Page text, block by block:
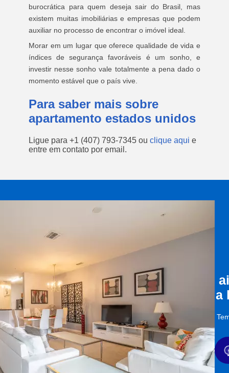
burocrática para quem deseja sair do Brasil, mas
existem muitas imobiliárias e empresas que podem
auxiliar no processo de encontrar o imóvel ideal.
Morar em um lugar que oferece qualidade de vida e
índices de segurança favoráveis é um sonho, e
investir nesse sonho vale totalmente a pena dado o
momento estável que o país vive.
Para saber mais sobre
apartamento estados unidos
Ligue para +1 (407) 793-7345 ou clique aqui e
entre em contato por email.
a